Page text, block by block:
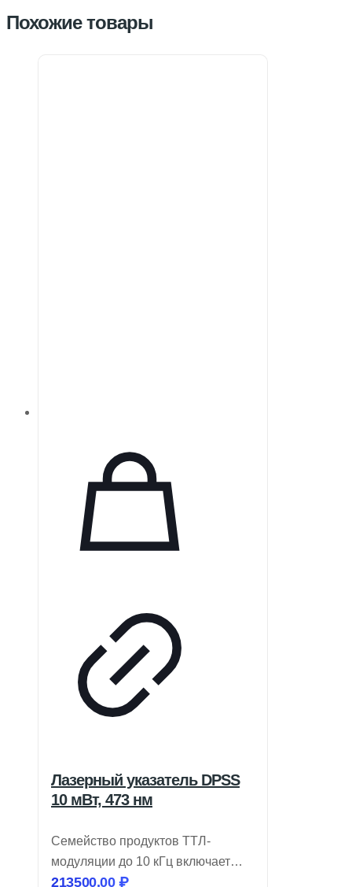
Похожие товары
Лазерный указатель DPSS
10 мВт, 473 нм
Семейство продуктов ТТЛ-
модуляции до 10 кГц включает
лазеры DPSS, работающие в
213500,00₽